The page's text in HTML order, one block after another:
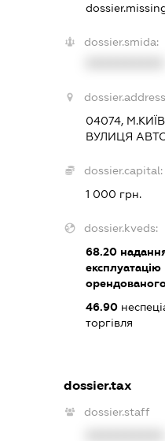
dossier.smida:
04074,
ВУЛИЦЯ
dossier.capital:
1 000 грн.
dossier.kveds:
68.20
46.90
торгівля
dossier.tax
dossier.staff